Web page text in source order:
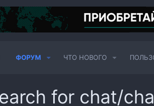
ФОРУМ ЧТО НОВОГО
for chat/